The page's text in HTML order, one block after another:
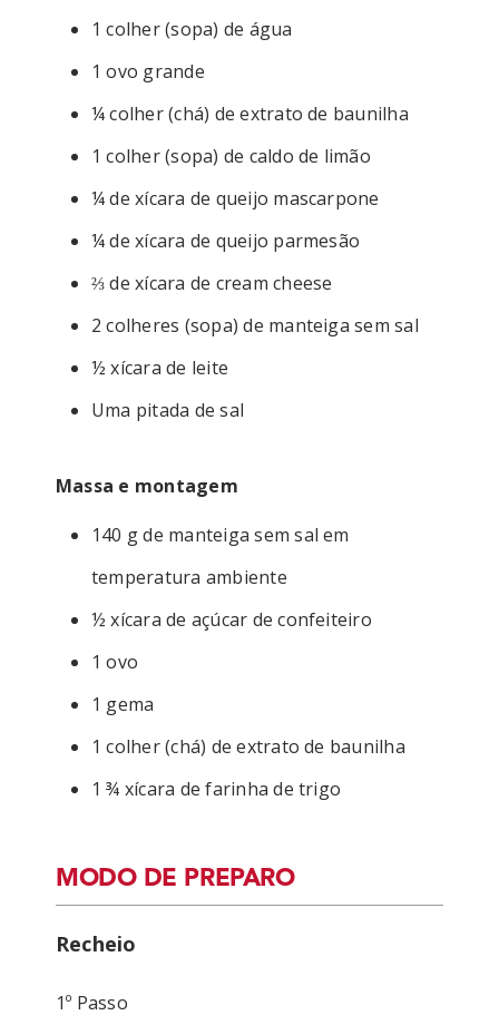
1 colher (sopa) de água
1 ovo grande
¼ colher (chá) de extrato de baunilha
1 colher (sopa) de caldo de limão
¼ de xícara de queijo mascarpone
¼ de xícara de queijo parmesão
⅔ de xícara de cream cheese
2 colheres (sopa) de manteiga sem sal
½ xícara de leite
Uma pitada de sal
Massa e montagem
140 g de manteiga sem sal em
temperatura ambiente
½ xícara de açúcar de confeiteiro
1 ovo
1 gema
1 colher (chá) de extrato de baunilha
1 ¾ xícara de farinha de trigo
MODO DE PREPARO
Recheio
1º Passo